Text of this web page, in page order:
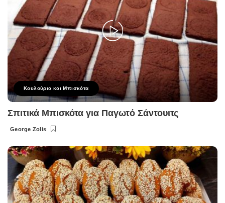
Κουλούρια και Μπισκότα
Σπιτικά Μπισκότα για Παγωτό Σάντουιτς
Posted
George Zolis